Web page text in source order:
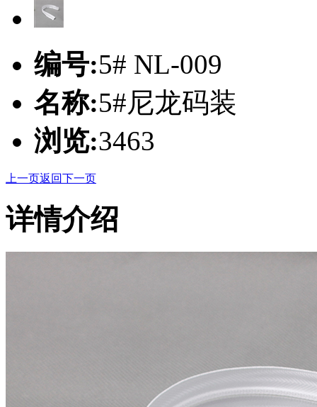
编号:5# NL-009
名称:5#尼龙码装
浏览:3463
上一页返回下一页
详情介绍